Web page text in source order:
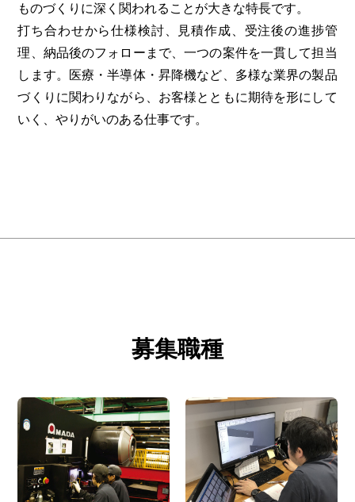
ものづくりに深く関われることが大きな特長です。
打ち合わせから仕様検討、見積作成、受注後の進捗管
理、納品後のフォローまで、一つの案件を一貫して担当
します。医療・半導体・昇降機など、多様な業界の製品
づくりに関わりながら、お客様とともに期待を形にして
いく、やりがいのある仕事です。
募集職種